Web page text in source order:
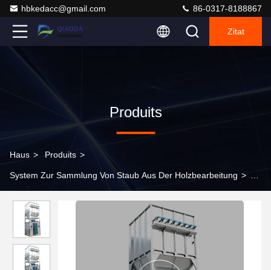
hbkedacc@gmail.com 86-0317-8188867
Zitat
Produits
Haus > Produits >
System Zur Sammlung Von Staub Aus Der Holzbearbeitung >
verzinkter Blech-Beutelstaubabscheider